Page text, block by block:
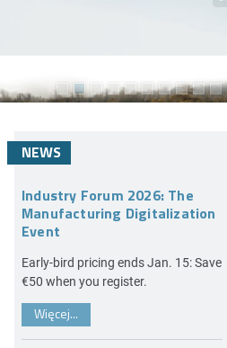
NEWS
Industry Forum 2026: The
Manufacturing Digitalization
Event
Early-bird pricing ends Jan. 15: Save
€50 when you register.
Więcej...